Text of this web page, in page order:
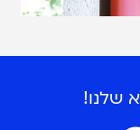
שלנו!